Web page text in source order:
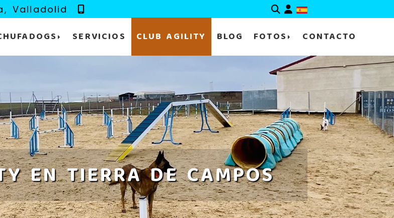
Valladolid Identifícate
SERVICIOS CLUB AGILITY BLOG FOTOS CONTACTO
EN TIERRA DE CAMPOS